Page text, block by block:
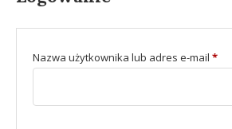
Nazwa użytkownika lub adres e-mail *